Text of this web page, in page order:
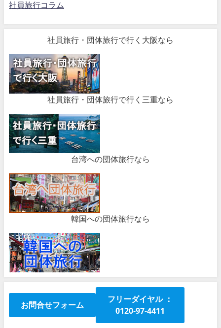
社員旅行コラム
社員旅行・団体旅行で行く大阪なら
社員旅行・団体旅行で行く三重なら
台湾への団体旅行なら
韓国への団体旅行なら
お問合せフォーム
フリーダイヤル ：
0120-97-4411